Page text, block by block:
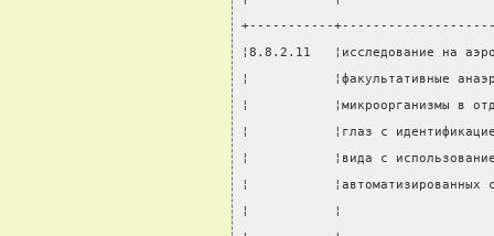
+-----------
¦8.8.2.11   ¦исследование на
¦           ¦факультативные
¦           ¦микроорганизмы в
¦           ¦глаз с
¦           ¦вида с
¦
¦           ¦